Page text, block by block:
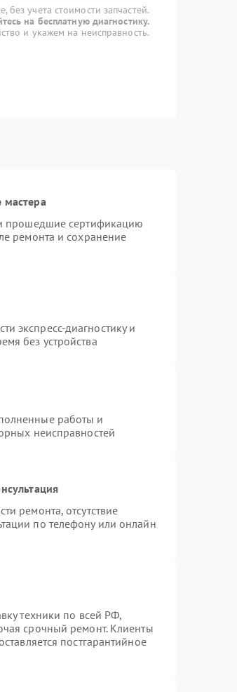
учета стоимости запчастей.
на бесплатную диагностику.
и укажем на неисправность.
прошедшие сертификацию
ремонта и сохранение
экспресс-диагностику и
без устройства
работы и
неисправностей
ремонта, отсутствие
по телефону или онлайн
техники по всей РФ,
срочный ремонт. Клиенты
постгарантийное